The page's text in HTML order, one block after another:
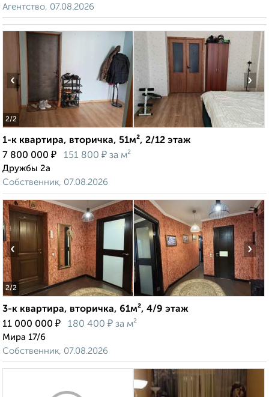
Агентство, 07.08.2026
2/2
‹ ›
1-к квартира, вторичка, 51м², 2/12 этаж
7 800 000 ₽ 151 800 ₽ за м²
Дружбы 2а
Собственник, 07.08.2026
2/2
‹ ›
3-к квартира, вторичка, 61м², 4/9 этаж
11 000 000 ₽ 180 400 ₽ за м²
Мира 17/6
Собственник, 07.08.2026